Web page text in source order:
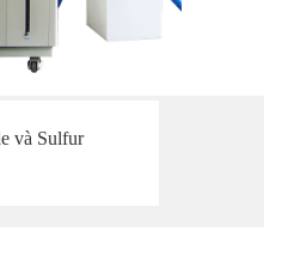
và Sulfur